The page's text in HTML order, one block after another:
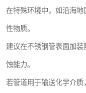
在特殊环境中，如沿海
性物质。
建议在不锈钢管表面加
蚀能力。
若管道用于输送化学介质